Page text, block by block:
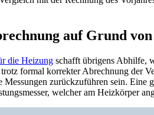
auf Grund
die Heizung schafft übrigens Abhilfe,
formal korrekter Abrechnung der
Messungen zurückzuführen sein. Eine
welcher am Heizkörper